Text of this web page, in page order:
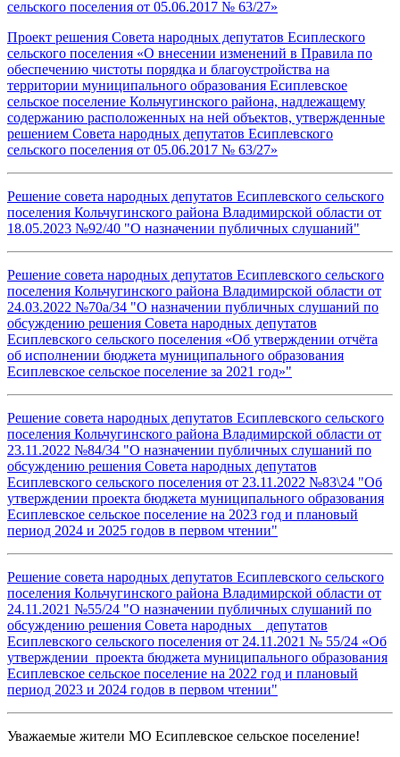
сельского поселения от 05.06.2017 № 63/27»
Проект решения Совета народных депутатов Есиплеского
сельского поселения «О внесении изменений в Правила по
обеспечению чистоты порядка и благоустройства на
территории муниципального образования Есиплевское
сельское поселение Кольчугинского района, надлежащему
содержанию расположенных на ней объектов, утвержденные
решением Совета народных депутатов Есиплевского
сельского поселения от 05.06.2017 № 63/27»
Решение совета народных депутатов Есиплевского сельского
поселения Кольчугинского района Владимирской области от
18.05.2023 №92/40 "О назначении публичных слушаний"
Решение совета народных депутатов Есиплевского сельского
поселения Кольчугинского района Владимирской области от
24.03.2022 №70а/34 "О назначении публичных слушаний по
обсуждению решения Совета народных депутатов
Есиплевского сельского поселения «Об утверждении отчёта
об исполнении бюджета муниципального образования
Есиплевское сельское поселение за 2021 год»"
Решение совета народных депутатов Есиплевского сельского
поселения Кольчугинского района Владимирской области от
23.11.2022 №84/34 "О назначении публичных слушаний по
обсуждению решения Совета народных депутатов
Есиплевского сельского поселения от 23.11.2022 №83\24 "Об
утверждении проекта бюджета муниципального образования
Есиплевское сельское поселение на 2023 год и плановый
период 2024 и 2025 годов в первом чтении"
Решение совета народных депутатов Есиплевского сельского
поселения Кольчугинского района Владимирской области от
24.11.2021 №55/24 "О назначении публичных слушаний по
обсуждению решения Совета народных депутатов
Есиплевского сельского поселения от 24.11.2021 № 55/24 «Об
утверждении проекта бюджета муниципального образования
Есиплевское сельское поселение на 2022 год и плановый
период 2023 и 2024 годов в первом чтении"
Уважаемые жители МО Есиплевское сельское поселение!